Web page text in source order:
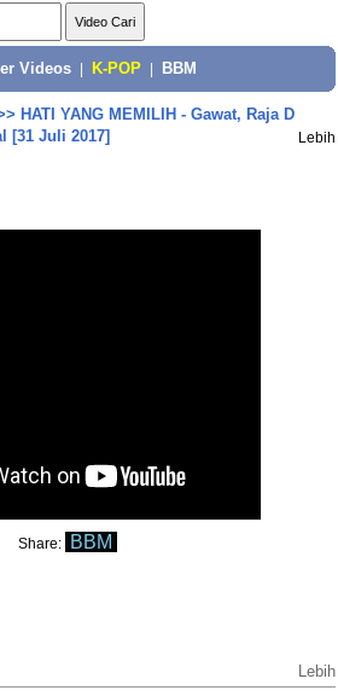
Videos K-POP BBM
HATI YANG MEMILIH - Gawat, Raja D
[31 Juli 2017]
Lebih
Share: BBM
Lebih